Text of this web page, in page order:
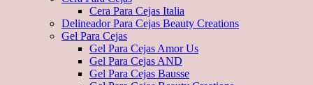
Cera Para Cejas Italia
Delineador Para Cejas Beauty Creations
Gel Para Cejas
Gel Para Cejas Amor Us
Gel Para Cejas AND
Gel Para Cejas Bausse